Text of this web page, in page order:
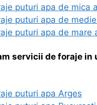
puturi apa de mica
puturi apa de
puturi apa de mare
servicii de foraje in
puturi apa Arges